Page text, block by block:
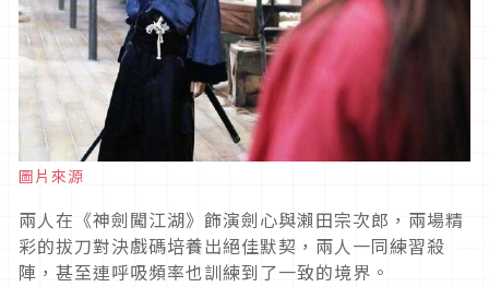
圖片來源
兩人在《神劍闖江湖》飾演劍心與瀨田宗次郎，兩場精
彩的拔刀對決戲碼培養出絕佳默契，兩人一同練習殺
陣，甚至連呼吸頻率也訓練到了一致的境界。